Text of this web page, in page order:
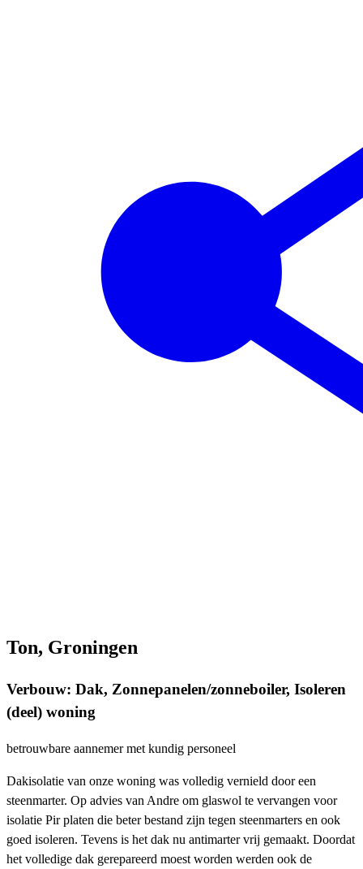
Ton, Groningen
Verbouw: Dak, Zonnepanelen/zonneboiler, Isoleren
(deel) woning
betrouwbare aannemer met kundig personeel
Dakisolatie van onze woning was volledig vernield door een
steenmarter. Op advies van Andre om glaswol te vervangen voor
isolatie Pir platen die beter bestand zijn tegen steenmarters en ook
goed isoleren. Tevens is het dak nu antimarter vrij gemaakt. Doordat
het volledige dak gerepareerd moest worden werden ook de